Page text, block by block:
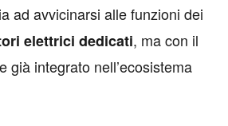
ad avvicinarsi alle funzioni dei
elettrici dedicati, ma con il
già integrato nell’ecosistema